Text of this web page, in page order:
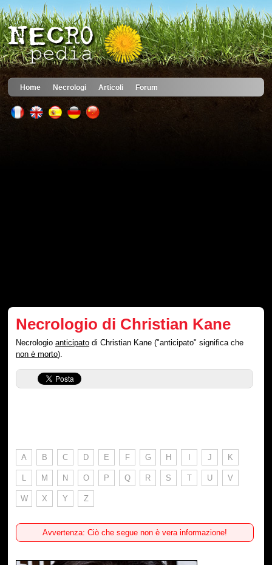
Home Necrologi Articoli Forum
Necrologio di Christian Kane
Necrologioanticipato di Christian Kane ("anticipato" significa che
non è morto).
A B C D E F G H I J K
L M N O P Q R S T U V
W X Y Z
Avvertenza: Ciò che segue non è vera informazione!